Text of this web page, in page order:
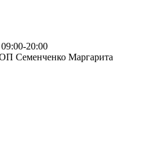
20:00
Семенченко Маргарита